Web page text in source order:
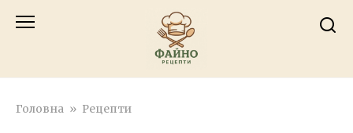
Головна » Рецепти